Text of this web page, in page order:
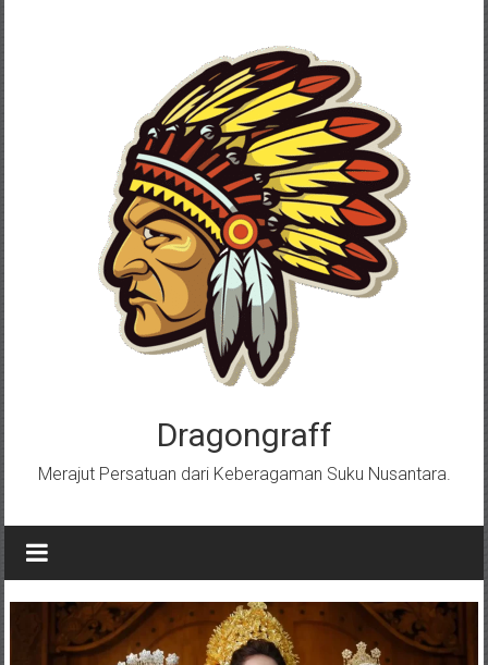
Dragongraff
Merajut Persatuan dari Keberagaman Suku Nusantara.